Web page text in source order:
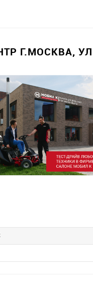
Г.МОСКВА,